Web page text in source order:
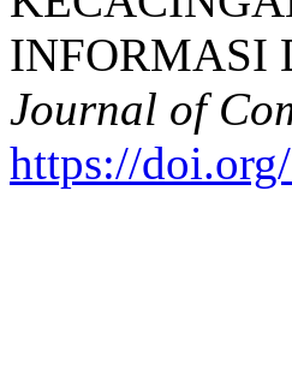
INFORMASI
Journal of
https://